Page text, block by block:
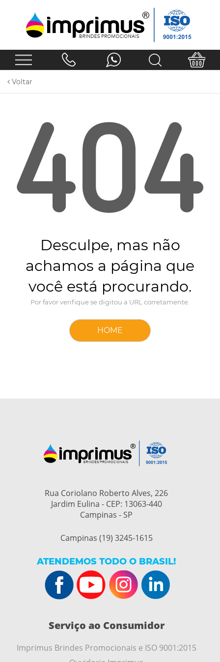
Voltar
Desculpe, mas não
achamos a página que
você está procurando.
Por favor verifique se digitou a URL corretamente.
HOME
Rua Coriolano Roberto Alves, 226
Jardim Eulina - CEP: 13063-440
Campinas - SP
Campinas (19) 3245-1615
ATENDEMOS TODO O BRASIL!
Serviço ao Consumidor
Imprimus Brindes Promocionais e ISO 9001:2015